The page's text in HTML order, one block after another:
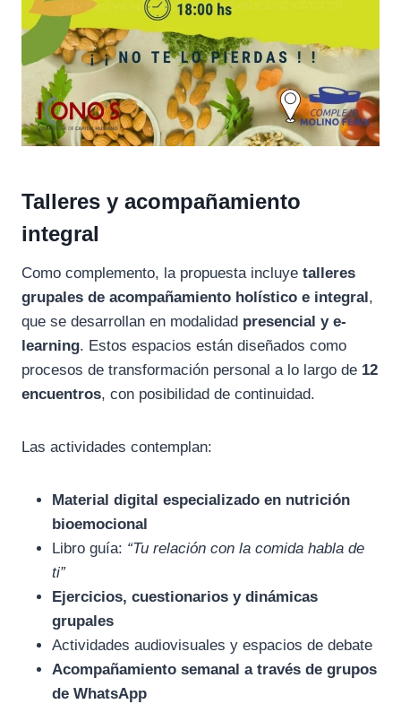
Talleres y acompañamiento
integral
Como complemento, la propuesta incluye talleres
grupales de acompañamiento holístico e integral,
que se desarrollan en modalidad presencial y e-
learning. Estos espacios están diseñados como
procesos de transformación personal a lo largo de 12
encuentros, con posibilidad de continuidad.
Las actividades contemplan:
Material digital especializado en nutrición
bioemocional
Libro guía: “Tu relación con la comida habla de
ti”
Ejercicios, cuestionarios y dinámicas
grupales
Actividades audiovisuales y espacios de debate
Acompañamiento semanal a través de grupos
de WhatsApp